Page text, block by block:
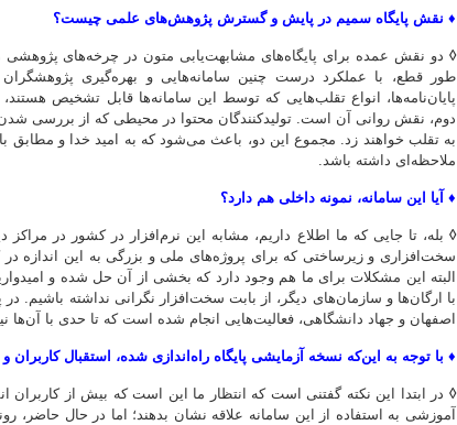
♦ نقش پایگاه سمیم در پایش و گسترش پژوهش‌های علمی چیست؟
◊ دو نقش عمده برای پایگاه‌های مشابهت‌یابی متون در چرخه‌های
طور قطع، با عملکرد درست چنین سامانه‌هایی و بهره‌گیری
پایان‌نامه‌ها، انواع تقلب‌هایی که توسط این سامانه‌ها قابل تشخیص
دوم، نقش روانی آن است. تولیدکنندگان محتوا در محیطی که از بررسی
ملاحظه‌ای داشته باشد.
♦ آیا این سامانه، نمونه داخلی هم دارد؟
◊ بله، تا جایی که ما اطلاع داریم، مشابه این نرم‌افزار در کشور در
سخت‌افزاری و زیرساختی که برای پروژه‌های ملی و بزرگی به این اندازه
البته این مشکلات برای ما هم وجود دارد که بخشی از آن حل شده و
با ارگان‌ها و سازمان‌های دیگر، از بابت سخت‌افزار نگرانی نداشته باشیم.
اصفهان و جهاد دانشگاهی، فعالیت‌هایی انجام شده است که تا حدی با آن‌ها
♦ با توجه به این‌که نسخه آزمایشی پایگاه راه‌اندازی شده، استقبال
◊ در ابتدا این نکته گفتنی است که انتظار ما این است که بیش از
آموزشی به استفاده از این سامانه علاقه نشان بدهند؛ اما در حال حاضر،